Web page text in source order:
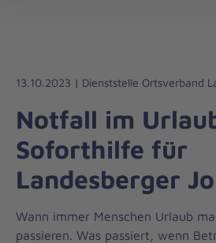
Liebe
Leben
13.10.2023 | Dienststelle Ortsverband
Notfall im
Soforthilfe für
Landesberger
Wann immer Menschen Urlaub
passieren. Was passiert, wenn